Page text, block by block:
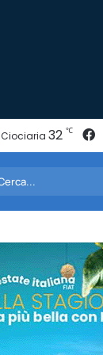
Ciociaria 32 ℃